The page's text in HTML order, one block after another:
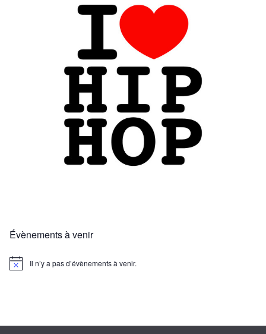
Évènements à venir
N
Il n’y a pas d’évènements à venir.